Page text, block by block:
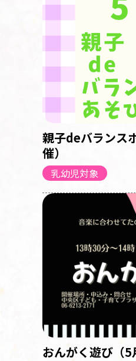
親子deバランス
催）
乳幼児対象
おんがく遊び（5